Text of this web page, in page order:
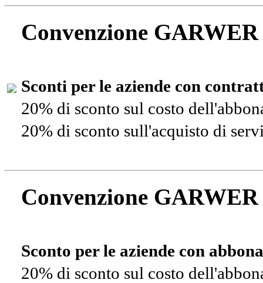
Convenzione
Sconti per le aziende con
20% di sconto sul costo
20% di sconto sull'acquisto di
Convenzione
Sconto per le aziende con
20% di sconto sul costo